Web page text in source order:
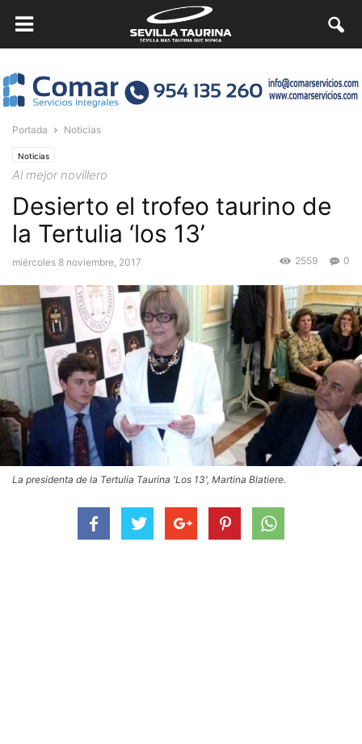
Portada Noticias
Noticias
Al mejor novillero
Desierto el trofeo taurino de
la Tertulia ‘los 13’
miércoles 8 noviembre, 2017 0
2559
La presidenta de la Tertulia Taurina 'Los 13', Martina Blatiere.